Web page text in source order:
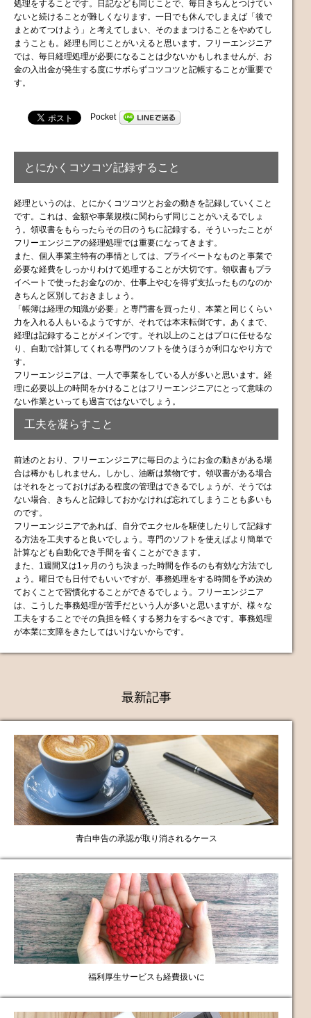
処理をすることです。日記なども同じことで、毎日きちんとつけてい
ないと続けることが難しくなります。一日でも休んでしまえば「後で
まとめてつけよう」と考えてしまい、そのままつけることをやめてし
まうことも。経理も同じことがいえると思います。フリーエンジニア
では、毎日経理処理が必要になることは少ないかもしれませんが、お
金の入出金が発生する度にサボらずコツコツと記帳することが重要で
す。
Pocket
とにかくコツコツ記録すること
経理というのは、とにかくコツコツとお金の動きを記録していくこと
です。これは、金額や事業規模に関わらず同じことがいえるでしょ
う。領収書をもらったらその日のうちに記録する。そういったことが
フリーエンジニアの経理処理では重要になってきます。
また、個人事業主特有の事情としては、プライベートなものと事業で
必要な経費をしっかりわけて処理することが大切です。領収書もプラ
イベートで使ったお金なのか、仕事上やむを得ず支払ったものなのか
きちんと区別しておきましょう。
「帳簿は経理の知識が必要」と専門書を買ったり、本業と同じくらい
力を入れる人もいるようですが、それでは本末転倒です。あくまで、
経理は記録することがメインです。それ以上のことはプロに任せるな
り、自動で計算してくれる専門のソフトを使うほうが利口なやり方で
す。
フリーエンジニアは、一人で事業をしている人が多いと思います。経
理に必要以上の時間をかけることはフリーエンジニアにとって意味の
ない作業といっても過言ではないでしょう。
工夫を凝らすこと
前述のとおり、フリーエンジニアに毎日のようにお金の動きがある場
合は稀かもしれません。しかし、油断は禁物です。領収書がある場合
はそれをとっておけばある程度の管理はできるでしょうが、そうでは
ない場合、きちんと記録しておかなければ忘れてしまうことも多いも
のです。
フリーエンジニアであれば、自分でエクセルを駆使したりして記録す
る方法を工夫すると良いでしょう。専門のソフトを使えばより簡単で
計算なども自動化でき手間を省くことができます。
また、1週間又は1ヶ月のうち決まった時間を作るのも有効な方法でし
ょう。曜日でも日付でもいいですが、事務処理をする時間を予め決め
ておくことで習慣化することができるでしょう。フリーエンジニア
は、こうした事務処理が苦手だという人が多いと思いますが、様々な
工夫をすることでその負担を軽くする努力をするべきです。事務処理
が本業に支障をきたしてはいけないからです。
最新記事
青白申告の承認が取り消されるケース
福利厚生サービスも経費扱いに